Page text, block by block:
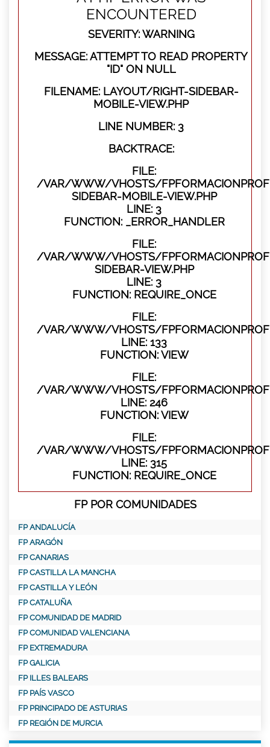
ENCOUNTERED
SEVERITY: WARNING
MESSAGE: ATTEMPT TO READ PROPERTY
"ID" ON NULL
FILENAME: LAYOUT/RIGHT-SIDEBAR-
MOBILE-VIEW.PHP
LINE NUMBER: 3
BACKTRACE:
FILE:
/VAR/WWW/VHOSTS/
SIDEBAR-MOBILE-VIEW.PHP
LINE: 3
FUNCTION: _ERROR_HANDLER
FILE:
/VAR/WWW/VHOSTS/
SIDEBAR-VIEW.PHP
LINE: 3
FUNCTION: REQUIRE_ONCE
FILE:
/VAR/WWW/VHOSTS/
LINE: 133
FUNCTION: VIEW
FILE:
/VAR/WWW/VHOSTS/
LINE: 246
FUNCTION: VIEW
FILE:
/VAR/WWW/VHOSTS/
LINE: 315
FUNCTION: REQUIRE_ONCE
FP POR COMUNIDADES
FP ANDALUCÍA
FP ARAGÓN
FP CANARIAS
FP CASTILLA LA MANCHA
FP CASTILLA Y LEÓN
FP CATALUÑA
FP COMUNIDAD DE MADRID
FP COMUNIDAD VALENCIANA
FP EXTREMADURA
FP GALICIA
FP ILLES BALEARS
FP PAÍS VASCO
FP PRINCIPADO DE ASTURIAS
FP REGIÓN DE MURCIA